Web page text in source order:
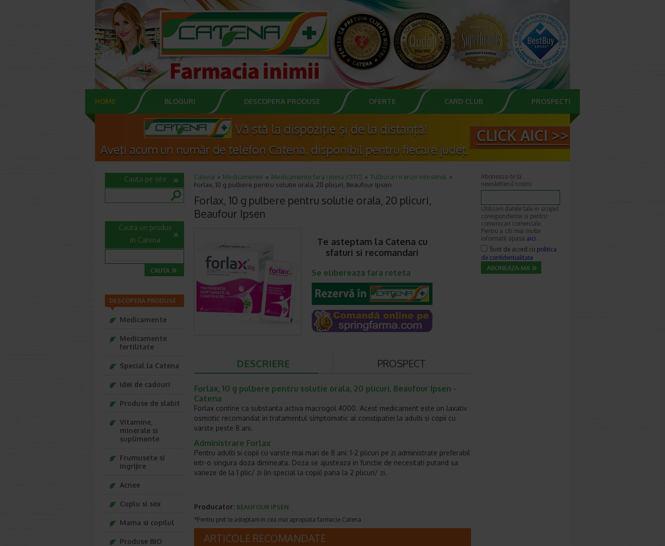
HOME BLOGURI DESCOPERA PRODUSE OFERTE CARD CLUB PROSPECTE
Catena Medicamente Medicamente fara reteta (OTC)
Tulburari tranzit intestinal
Forlax, 10 g pulbere pentru solutie orala, 20 plicuri, Beaufour Ipsen
Forlax, 10 g pulbere pentru solutie orala, 20 plicuri,
Beaufour Ipsen
Te asteptam la Catena cu
sfaturi si recomandari
Se elibereaza fara reteta
DESCRIERE PROSPECT
Forlax, 10 g pulbere pentru solutie orala, 20 plicuri, Beaufour Ipsen -
Catena
Forlax contine ca substanta activa macrogol 4000. Acest medicament este un laxativ
osmotic recomandat in tratamentul simptomatic al constipatiei la adulti si copii cu
varste peste 8 ani.
Administrare Forlax
Pentru adulti si copii cu varste mai mari de 8 ani: 1-2 plicuri pe zi administrate preferabil
intr-o singura doza dimineata. Doza se ajusteaza in functie de necesitati putand sa
varieze de la 1 plic/ zi (in special la copii) pana la 2 plicuri/ zi.
Producator: BEAUFOUR IPSEN
*Pentru pret te asteptam in cea mai apropiata farmacie Catena
ARTICOLE RECOMANDATE
Cauta pe site
Cauta un produs
in Catena
DESCOPERA PRODUSE
Medicamente
Medicamente
fertilitate
Special la Catena
Idei de cadouri
Produse de slabit
Vitamine,
minerale si
suplimente
Frumusete si
ingrijire
Acnee
Cuplu si sex
Mama si copilul
Produse BIO
Aboneaza-te la
newsletterul nostru
Utilizam datele tale in scopul
corespondentei si pentru
comunicari comerciale.
Pentru a citi mai multe
informatii apasa aici.
Sunt de acord cu politica
de confidentialitate